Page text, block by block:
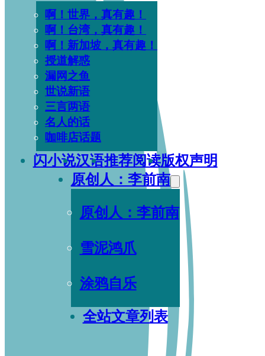
啊！世界，真有趣！
啊！台湾，真有趣！
啊！新加坡，真有趣！
授道解惑
漏网之鱼
世说新语
三言两语
名人的话
咖啡店话题
闪小说汉语推荐阅读版权声明
原创人：李前南
原创人：李前南
雪泥鸿爪
涂鸦自乐
全站文章列表